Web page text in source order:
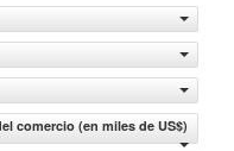
comercio (en miles de US$)